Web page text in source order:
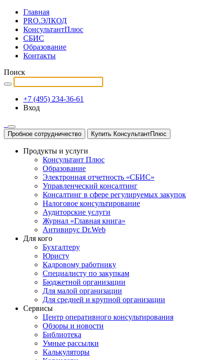
Главная
PRO.ЭЛКОД
КонсультантПлюс
СБИС
Образование
Контакты
Поиск
+7 (495) 234-36-61
Вход
Пробное сотрудничество Купить КонсультантПлюс
Продукты и услуги
Консультант Плюс
Образование
Электронная отчетность «СБИС»
Управленческий консалтинг
Консалтинг в сфере регулируемых закупок
Налоговое консультирование
Аудиторские услуги
Журнал «Главная книга»
Антивирус Dr.Web
Для кого
Бухгалтеру
Юристу
Кадровому работнику
Специалисту по закупкам
Бюджетной организации
Для малой организации
Для средней и крупной организации
Сервисы
Центр оперативного консультирования
Обзоры и новости
Библиотека
Умные рассылки
Калькуляторы